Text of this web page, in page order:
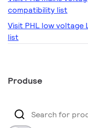
compatibility list
Visit PHL low voltage
list
Produse